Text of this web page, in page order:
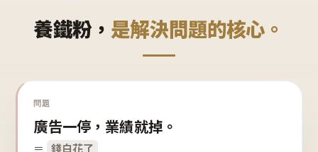
養鐵粉， 是解決問題的核心。
問題
廣告一停，業績就掉。
＝ 錢白花了